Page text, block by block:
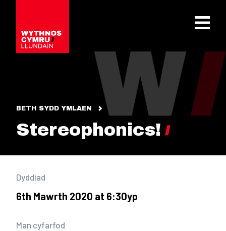
OPEN
BETH SYDD YMLAEN
Stereophonics!
Dyddiad
6th Mawrth 2020 at 6:30yp
Man cyfarfod